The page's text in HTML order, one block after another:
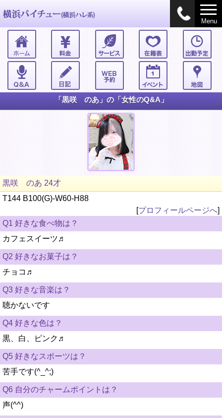
Menu
「黒咲 のあ」の「女性のQ&A」
黒咲 のあ 24才
T144 B100(G)-W60-H88
[プロフィールページへ]
Q1 好きな食べ物は？
カフェスイーツ♬
Q2 好きなお菓子は？
チョコ♬
Q3 好きな音楽は？
聴かないです
Q4 好きな色は？
黒、白、ピンク♬
Q5 好きなスポーツは？
苦手です(^_^;)
Q6 自分のチャームポイントは？
声(^^)